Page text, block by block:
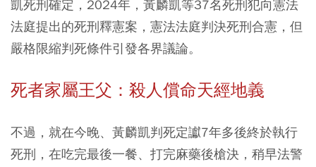
凱死刑確定，2024年，黃麟凱等37名死刑犯向憲法
法庭提出的死刑釋憲案，憲法法庭判決死刑合憲，但
嚴格限縮判死條件引發各界議論。
死者家屬王父：殺人償命天經地義
不過，就在今晚、黃麟凱判死定讞7年多後終於執行
死刑，在吃完最後一餐、打完麻藥後槍決，稍早法警